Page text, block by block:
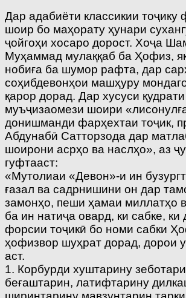
Дар адабиёти классикии тоҷику
шоир бо маҳорату ҳунари
ҷойгоҳи хосаро дорост. Хоҷа
Муҳаммад мулаққаб ба Ҳофиз,
нобиға ба шумор рафта, дар
соҳибдевонҳои машҳуру
қарор дорад. Дар хусуси
муъҷизаомези шоири
донишманди фарҳехтаи тоҷик,
Абдунабӣ Сатторзода дар
шоирони асрҳо ва наслҳо», аз
гуфтааст:
«Мутолиаи «Девон»-и ин
ғазал ва садрнишини он дар
замонҳо, пеши ҳамаи миллатҳо
ба ин натиҷа овард, ки сабке, ки
форсии тоҷикӣ бо номи сабки
ҳофизвор шуҳрат дорад, дорои
аст.
1. Корбурди хуштарину
беғаштарин, латифтарину